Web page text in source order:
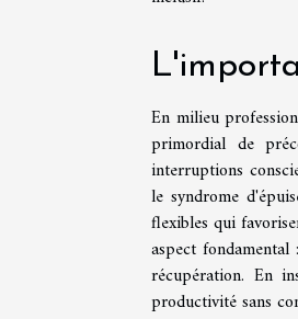
En milieu
primordial de
interruptions
le syndrome
flexibles qui
aspect
récupération. En
productivité sans